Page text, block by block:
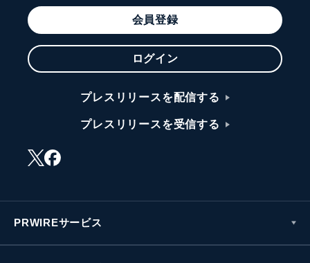
会員登録
ログイン
プレスリリースを配信する
プレスリリースを受信する
PRWIREサービス